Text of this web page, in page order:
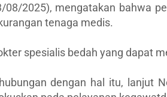
08/2025), mengatakan bahwa
tenaga medis.
spesialis bedah yang dapat
dengan hal itu, lanjut